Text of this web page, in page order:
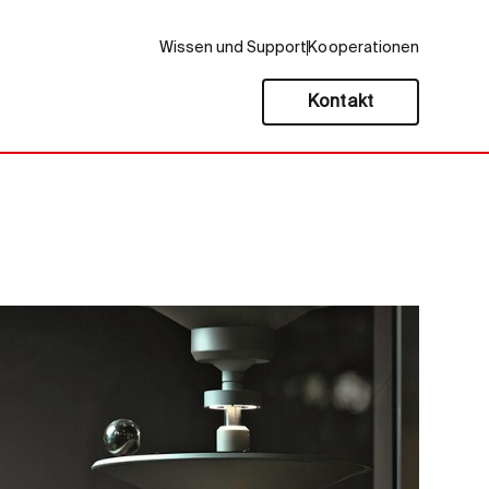
Wissen und Support Kooperationen
Kontakt